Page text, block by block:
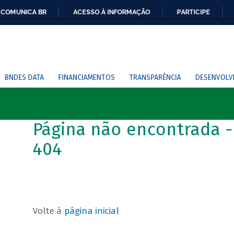
COMUNICA BR ACESSO À INFORMAÇÃO PARTICIPE
BNDES DATA FINANCIAMENTOS TRANSPARÊNCIA
Página não encontrada
404
Volte à página inicial